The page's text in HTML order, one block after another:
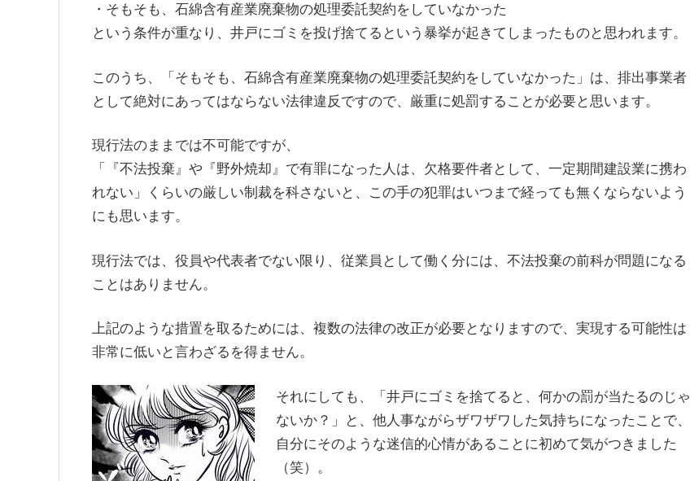
・ そもそも、石綿含有産業廃棄物の処理委託契約をしていなかった
という条件が重なり、井戸にゴミを投げ捨てるという暴挙が起きてしまったものと思われます。
このうち、「そもそも、石綿含有産業廃棄物の処理委託契約をしていなかった」は、排出事業者
として絶対にあってはならない法律違反ですので、厳重に処罰することが必要と思います。
現行法のままでは不可能ですが、
「『不法投棄』や『野外焼却』で有罪になった人は、欠格要件者として、一定期間建設業に携わ
れない」くらいの厳しい制裁を科さないと、この手の犯罪はいつまで経っても無くならないよう
にも思います。
現行法では、役員や代表者でない限り、従業員として働く分には、不法投棄の前科が問題になる
ことはありません。
上記のような措置を取るためには、複数の法律の改正が必要となりますので、実現する可能性は
非常に低いと言わざるを得ません。
それにしても、「井戸にゴミを捨てると、何かの罰が当たるのじゃ
ないか？」と、他人事ながらザワザワした気持ちになったことで、
自分にそのような迷信的心情があることに初めて気がつきました
（笑）。